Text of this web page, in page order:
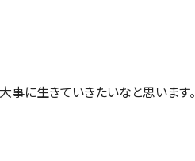
事に生きていきたいなと思います。